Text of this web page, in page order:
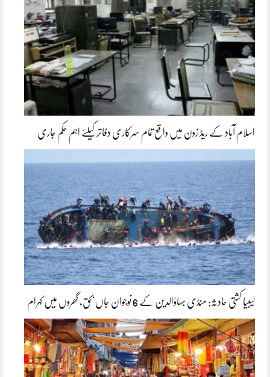
اسلام آباد کے ریڈ زون میں واقع تمام سرکاری دفاتر کیلئے اہم حکم جاری
لیبیا کشتی حادثہ: منڈی بہاؤالدین کے 6 نوجوان جاں بحق، گھروں میں کہرام